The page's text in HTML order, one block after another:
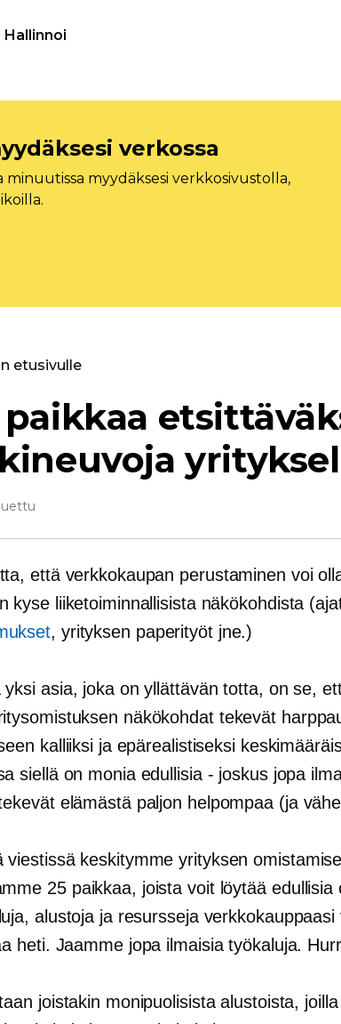
Hallinnoi
verkossa
myydäksesi verkkosivustolla,
etusivulle
paikkaa
että verkkokaupan perustaminen voi
kyse liiketoiminnallisista näkökohdista
, yrityksen paperityöt jne.)
yksi asia, joka on yllättävän totta, on se,
näkökohdat tekevät
kalliiksi ja epärealistiseksi
siellä on monia edullisia - joskus jopa
elämästä paljon helpompaa (ja
viestissä keskitymme yrityksen
25 paikkaa, joista voit löytää edullisia
alustoja ja resursseja
heti. Jaamme jopa ilmaisia ​​työkaluja.
joistakin monipuolisista alustoista,